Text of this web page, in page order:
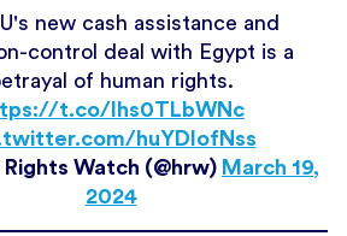
new cash assistance and
control deal with Egypt is a
of human rights.
t.co/lhs0TLbWNc
huYDIofNss
Watch (@hrw) March 19,
2024